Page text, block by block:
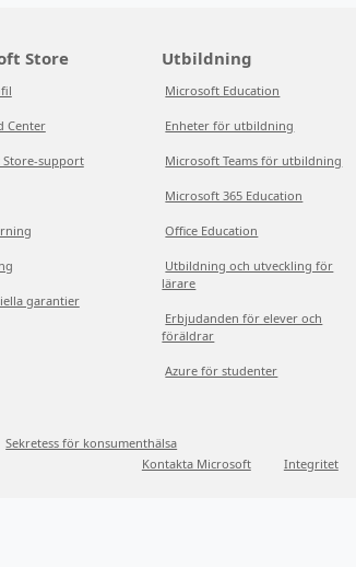
Store
Center
Store-support
garantier
Utbildning
Microsoft Education
Enheter för utbildning
Microsoft Teams för utbildning
Microsoft 365 Education
Office Education
Utbildning och utveckling för
lärare
Erbjudanden för elever och
föräldrar
Azure för studenter
Sekretess för konsumenthälsa
Kontakta Microsoft
Integritet